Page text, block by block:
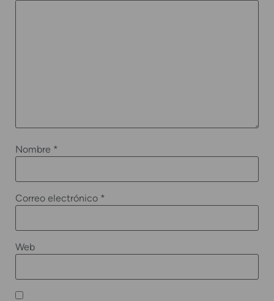
Nombre *
Correo electrónico *
Web